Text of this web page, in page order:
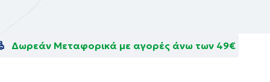
Δωρεάν Μεταφορικά με αγορές άνω των 49€